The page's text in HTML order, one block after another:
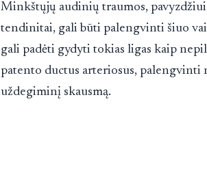
Minkštųjų audinių traumos,
tendinitai, gali būti palengvinti šiuo
gali padėti gydyti tokias ligas kaip
patento ductus arteriosus, palengvinti
uždegiminį skausmą.